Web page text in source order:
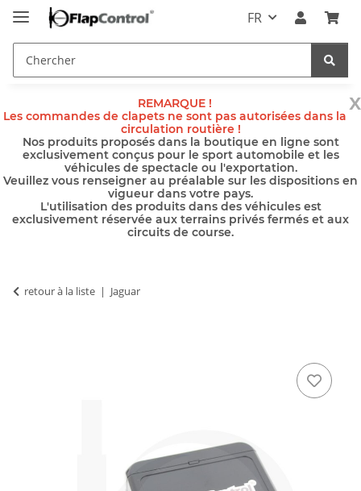
FR
x
REMARQUE !
Les commandes de clapets ne sont pas autorisées dans la
circulation routière !
Nos produits proposés dans la boutique en ligne sont
exclusivement conçus pour le sport automobile et les
véhicules de spectacle ou l'exportation.
Veuillez vous renseigner au préalable sur les dispositions en
vigueur dans votre pays.
L'utilisation des produits dans des véhicules est
exclusivement réservée aux terrains privés fermés et aux
circuits de course.
retour à la liste Jaguar